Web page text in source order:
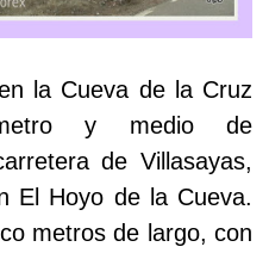
la Cueva de la Cruz
y medio de
de Villasayas,
El Hoyo de la Cueva.
metros de largo, con